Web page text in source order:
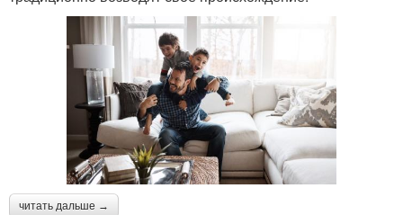
читать дальше →